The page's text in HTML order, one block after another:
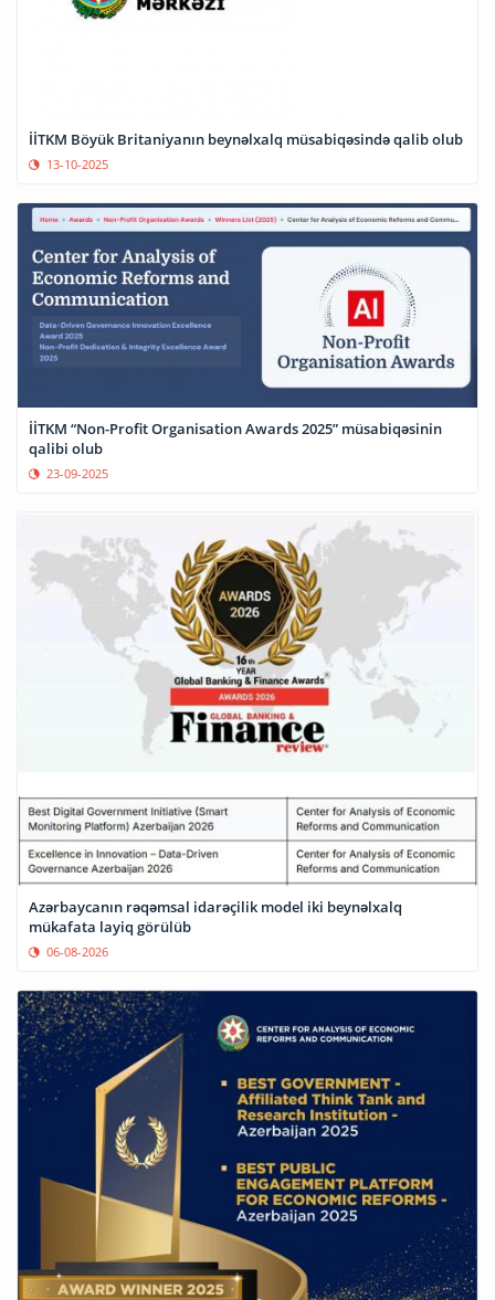
İİTKM Böyük Britaniyanın beynəlxalq müsabiqəsində qalib olub
13-10-2025
İİTKM “Non-Profit Organisation Awards 2025” müsabiqəsinin
qalibi olub
23-09-2025
Azərbaycanın rəqəmsal idarəçilik model iki beynəlxalq
mükafata layiq görülüb
06-08-2026